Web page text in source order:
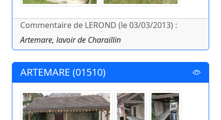
Commentaire de LEROND (le 03/03/2013) :
Artemare, lavoir de Charaillin
ARTEMARE (01510)